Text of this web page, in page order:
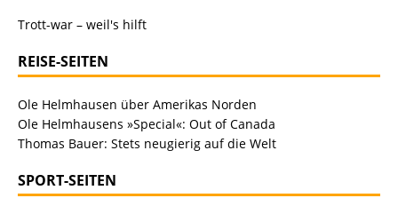
Trott-war – weil's hilft
REISE-SEITEN
Ole Helmhausen über Amerikas Norden
Ole Helmhausens »Special«: Out of Canada
Thomas Bauer: Stets neugierig auf die Welt
SPORT-SEITEN